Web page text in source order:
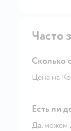
Часто
Сколько
Цена на
Есть ли
Да, можем